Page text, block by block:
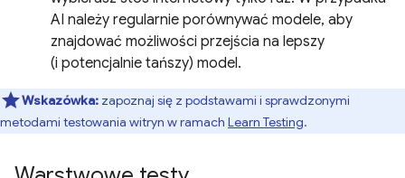
AI należy regularnie porównywać modele, aby
znajdować możliwości przejścia na lepszy
(i potencjalnie tańszy) model.
Wskazówka: zapoznaj się z podstawami i sprawdzonymi
metodami testowania witryn w ramach Learn Testing.